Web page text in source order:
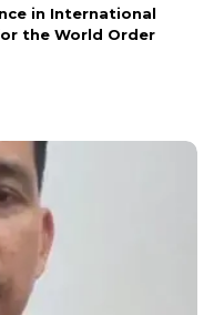
in International
the World Order